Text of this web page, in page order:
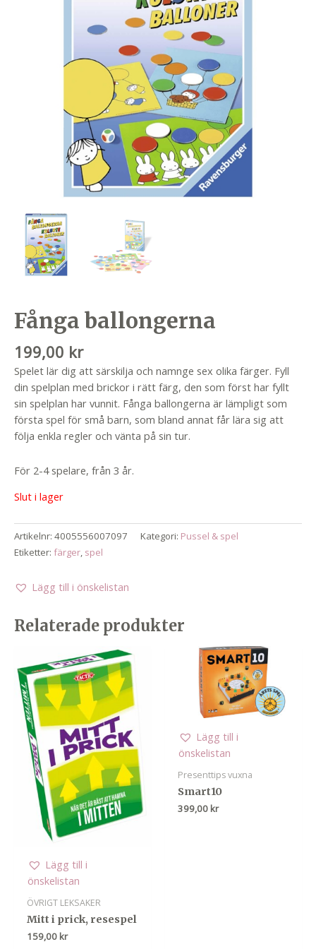
Fånga ballongerna
199,00 kr
Spelet lär dig att särskilja och namnge sex olika färger. Fyll
din spelplan med brickor i rätt färg, den som först har fyllt
sin spelplan har vunnit. Fånga ballongerna är lämpligt som
första spel för små barn, som bland annat får lära sig att
följa enkla regler och vänta på sin tur.
För 2-4 spelare, från 3 år.
Slut i lager
Artikelnr: 4005556007097 Kategori: Pussel & spel
Etiketter: färger, spel
Lägg till i önskelistan
Relaterade produkter
Lägg till i
önskelistan
ÖVRIGT LEKSAKER
Mitt i prick, resespel
159,00 kr
Lägg till i
önskelistan
Presenttips vuxna
Smart10
399,00 kr